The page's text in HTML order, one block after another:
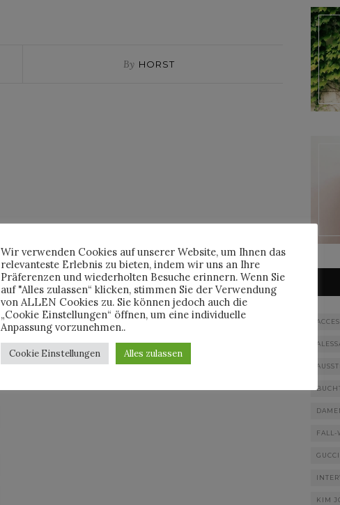
By HORST
FALL-
GUCCI
KIM
Wir verwenden Cookies auf unserer Website, um Ihnen das
relevanteste Erlebnis zu bieten, indem wir uns an Ihre
Präferenzen und wiederholten Besuche erinnern. Wenn Sie
auf "Alles zulassen“ klicken, stimmen Sie der Verwendung
von ALLEN Cookies zu. Sie können jedoch auch die
„Cookie Einstellungen“ öffnen, um eine individuelle
Anpassung vorzunehmen..
Cookie Einstellungen Alles zulassen